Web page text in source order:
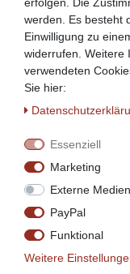
werden. Es besteht
Einwilligung zu
widerrufen. Weitere
verwendeten
Sie hier:
Essenziell
Marketing
Externe Medien
PayPal
Funktional
Weitere